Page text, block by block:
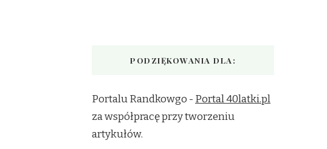
PODZIĘKOWANIA DLA:
Portalu Randkowgo - Portal 40latki.pl
za współpracę przy tworzeniu
artykułów.